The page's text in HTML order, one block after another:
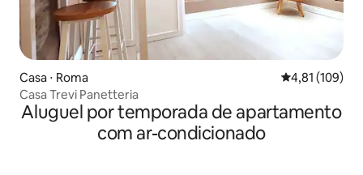
Casa ⋅ Roma 4,81 de uma
4,81 (109)
Casa Trevi Panetteria
Aluguel por temporada de apartamento
com ar-condicionado